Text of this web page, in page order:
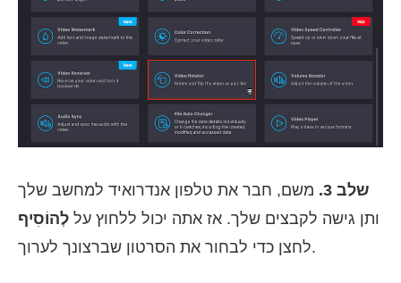
שלב 3.
משם, חבר את טלפון אנדרואיד למחשב שלך
ותן גישה לקבצים שלך. אז אתה יכול ללחוץ על לְהוֹסִיף
לחצן כדי לבחור את הסרטון שברצונך לערוך.